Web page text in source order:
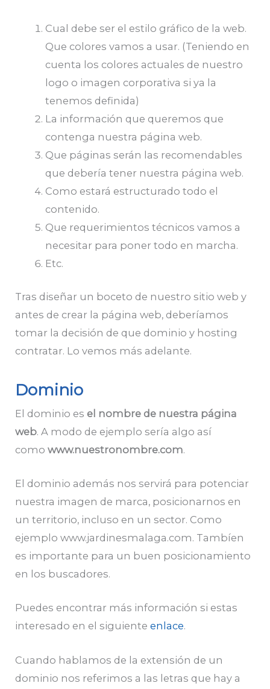
Cual debe ser el estilo gráfico de la web.
Que colores vamos a usar. (Teniendo en
cuenta los colores actuales de nuestro
logo o imagen corporativa si ya la
tenemos definida)
La información que queremos que
contenga nuestra página web.
Que páginas serán las recomendables
que debería tener nuestra página web.
Como estará estructurado todo el
contenido.
Que requerimientos técnicos vamos a
necesitar para poner todo en marcha.
Etc.
Tras diseñar un boceto de nuestro sitio web y
antes de crear la página web, deberíamos
tomar la decisión de que dominio y hosting
contratar. Lo vemos más adelante.
Dominio
El dominio es el nombre de nuestra página
web. A modo de ejemplo sería algo así
comowww.nuestronombre.com.
El dominio además nos servirá para potenciar
nuestra imagen de marca, posicionarnos en
un territorio, incluso en un sector. Como
ejemplo www.jardinesmalaga.com. Tambíen
es importante para un buen posicionamiento
en los buscadores.
Puedes encontrar más información si estas
interesado en el siguienteenlace.
Cuando hablamos de la extensión de un
dominio nos referimos a las letras que hay a